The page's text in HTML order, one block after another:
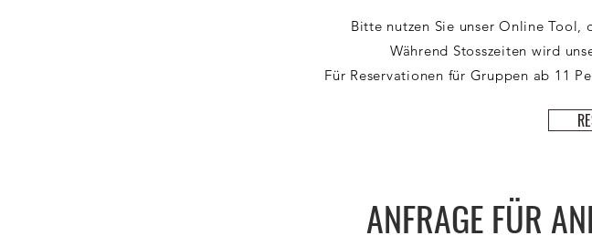
Bitte nutzen Sie unser Online Tool,
Während Stosszeiten wird
Für Reservationen für Gruppen ab 11
ANFRAGE FÜR